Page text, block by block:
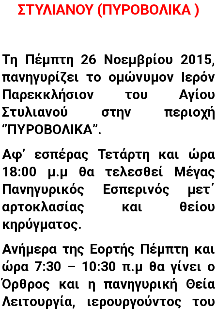
ΣΤΥΛΙΑΝΟΥ (ΠΥΡΟΒΟΛΙΚΑ )
Τη Πέμπτη 26 Νοεμβρίου 2015,
πανηγυρίζει το ομώνυμον Ιερόν
Παρεκκλήσιον του Αγίου
Στυλιανού στην περιοχή
‘’ΠΥΡΟΒΟΛΙΚΑ’’.
Αφ’ εσπέρας Τετάρτη και ώρα
18:00 μ.μ θα τελεσθεί Μέγας
Πανηγυρικός Εσπερινός μετ΄
αρτοκλασίας και θείου
κηρύγματος.
Ανήμερα της Εορτής Πέμπτη και
ώρα 7:30 – 10:30 π.μ θα γίνει ο
Όρθρος και η πανηγυρική Θεία
Λειτουργία, ιερουργούντος του